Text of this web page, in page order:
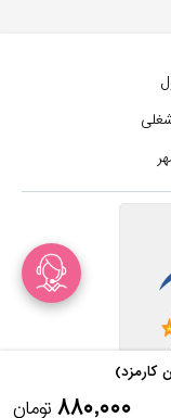
کارمزد)
۸۸۰,۰۰۰ تومان